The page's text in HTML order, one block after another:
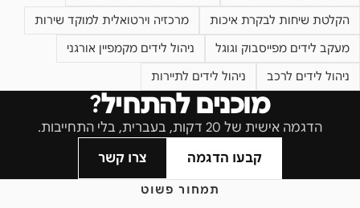
הקלטת שיחות לבקרת איכות
מרכזיה וירטואלית למוקד שירות
מעקב לידים מפייסבוק וגוגל
ניהול לידים מקמפיין אורגני
ניהול לידים לרכב
ניהול לידים לתיירות
מוכנים להתחיל?
הדגמה אישית של 20 דקות, בעברית, בלי התחייבות.
קבעו הדגמה
צרו קשר
תמחור פשוט